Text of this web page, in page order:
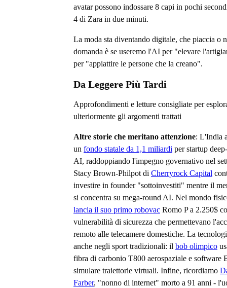
avatar possono indossare 8 capi in pochi
4 di Zara in due minuti.
La moda sta diventando digitale, che piaccia o
domanda è se useremo l'AI per "elevare
per "appiattire le persone che la creano".
Da Leggere Più Tardi
Approfondimenti e letture consigliate per
ulteriormente gli argomenti trattati
Altre storie che meritano attenzione: L'India
un fondo statale da 1,1 miliardi per startup
AI, raddoppiando l'impegno governativo nel
Stacy Brown-Philpot di Cherryrock Capital
investire in founder "sottoinvestiti" mentre il
si concentra su mega-round AI. Nel mondo
lancia il suo primo robovac Romo P a 2.250$
vulnerabilità di sicurezza che permettevano
remoto alle telecamere domestiche. La
anche negli sport tradizionali: il bob olimpico
fibra di carbonio T800 aerospaziale e software
simulare traiettorie virtuali. Infine, ricordiamo
Farber, "nonno di internet" morto a 91 anni -